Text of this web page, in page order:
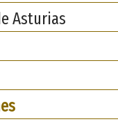
Asturias